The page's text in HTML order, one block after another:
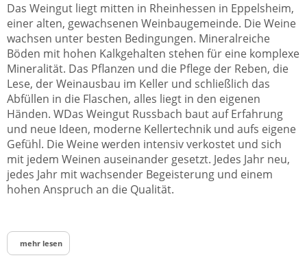
Das Weingut liegt mitten in Rheinhessen in Eppelsheim,
einer alten, gewachsenen Weinbaugemeinde. Die Weine
wachsen unter besten Bedingungen. Mineralreiche
Böden mit hohen Kalkgehalten stehen für eine komplexe
Mineralität. Das Pflanzen und die Pflege der Reben, die
Lese, der Weinausbau im Keller und schließlich das
Abfüllen in die Flaschen, alles liegt in den eigenen
Händen. WDas Weingut Russbach baut auf Erfahrung
und neue Ideen, moderne Kellertechnik und aufs eigene
Gefühl. Die Weine werden intensiv verkostet und sich
mit jedem Weinen auseinander gesetzt. Jedes Jahr neu,
jedes Jahr mit wachsender Begeisterung und einem
hohen Anspruch an die Qualität.
mehr lesen